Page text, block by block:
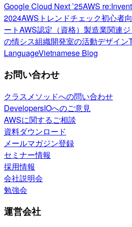
Google Cloud Next ’25AWS
2024AWSトレンドチェック初心者
ートAWS認定（資格） 製造業関連
の情シス組織開発室の活動デザイン
LanguageVietnamese Blog
お問い合わせ
クラスメソッドへの問い合わせ
DevelopersIOへのご意見
AWSに関するご相談
資料ダウンロード
メールマガジン登録
セミナー情報
採用情報
会社説明会
勉強会
運営会社